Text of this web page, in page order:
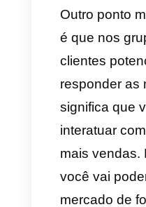
e
forma
nenhum
dedo só.